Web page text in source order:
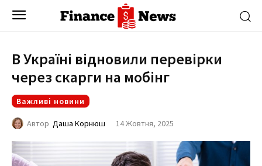
В Україні відновили перевірки
через скарги на мобінг
Важливі новини
Автор Даша Корнюш 14 Жовтня, 2025